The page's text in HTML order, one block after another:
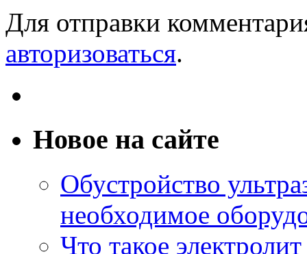
Для отправки
авторизоваться.
Новое на сайте
Обустройство
необходимое
Что такое